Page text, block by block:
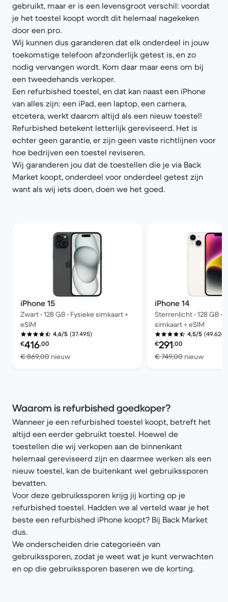
gebruikt, maar er is een levensgroot verschil: voordat
je het toestel koopt wordt dit helemaal nagekeken
door een pro.
Wij kunnen dus garanderen dat elk onderdeel in jouw
toekomstige telefoon afzonderlijk getest is, en zo
nodig vervangen wordt. Kom daar maar eens om bij
een tweedehands verkoper.
Een refurbished toestel, en dat kan naast een iPhone
van alles zijn: een iPad, een laptop, een camera,
etcetera, werkt daarom altijd als een nieuw toestel!
Refurbished betekent letterlijk gereviseerd. Het is
echter geen garantie, er zijn geen vaste richtlijnen voor
hoe bedrijven een toestel reviseren.
Wij garanderen jou dat de toestellen die je via Back
Market koopt, onderdeel voor onderdeel getest zijn
want als wij iets doen, doen we het goed.
iPhone 15
Zwart • 128 GB • Fysieke simkaart +
eSIM
4,6/5 (37.495)
Refurbished prijs:
€416,00
€ 869,00 nieuwVergeleken met € 869,00 nieuw
iPhone 14
Sterrenlicht • 128 GB •
simkaart + eSIM
4,5/5 (49.624)
Refurbished prijs:
€291,00
€ 749,00 nieuw
Waarom is refurbished goedkoper?
Wanneer je een refurbished toestel koopt, betreft het
altijd een eerder gebruikt toestel. Hoewel de
toestellen die wij verkopen aan de binnenkant
helemaal gereviseerd zijn en daarmee werken als een
nieuw toestel, kan de buitenkant wel gebruikssporen
bevatten.
Voor deze gebruikssporen krijg jij korting op je
refurbished toestel. Hadden we al verteld waar je het
beste een refurbished iPhone koopt? Bij Back Market
dus.
We onderscheiden drie categorieën van
gebruikssporen, zodat je weet wat je kunt verwachten
en op die gebruikssporen baseren we de korting.